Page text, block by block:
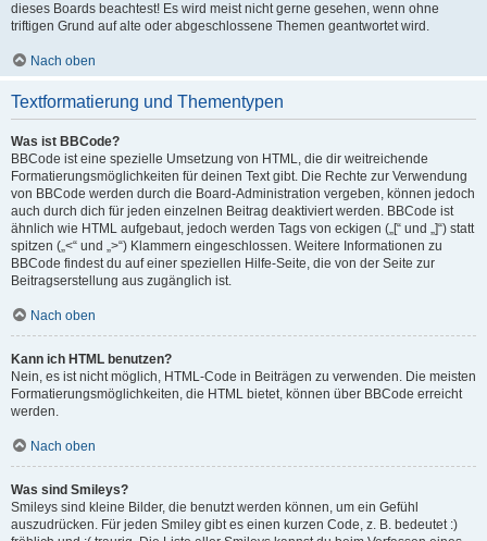
dieses Boards beachtest! Es wird meist nicht gerne gesehen, wenn ohne
triftigen Grund auf alte oder abgeschlossene Themen geantwortet wird.
Nach oben
Textformatierung und Thementypen
Was ist BBCode?
BBCode ist eine spezielle Umsetzung von HTML, die dir weitreichende
Formatierungsmöglichkeiten für deinen Text gibt. Die Rechte zur Verwendung
von BBCode werden durch die Board-Administration vergeben, können jedoch
auch durch dich für jeden einzelnen Beitrag deaktiviert werden. BBCode ist
ähnlich wie HTML aufgebaut, jedoch werden Tags von eckigen („[“ und „]“) statt
spitzen („<“ und „>“) Klammern eingeschlossen. Weitere Informationen zu
BBCode findest du auf einer speziellen Hilfe-Seite, die von der Seite zur
Beitragserstellung aus zugänglich ist.
Nach oben
Kann ich HTML benutzen?
Nein, es ist nicht möglich, HTML-Code in Beiträgen zu verwenden. Die meisten
Formatierungsmöglichkeiten, die HTML bietet, können über BBCode erreicht
werden.
Nach oben
Was sind Smileys?
Smileys sind kleine Bilder, die benutzt werden können, um ein Gefühl
auszudrücken. Für jeden Smiley gibt es einen kurzen Code, z. B. bedeutet :)